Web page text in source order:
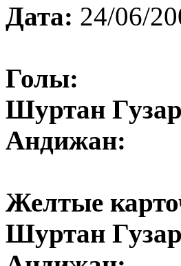
Дата: 24/06/
Голы:
Шуртан
Андижан:
Желтые
Шуртан